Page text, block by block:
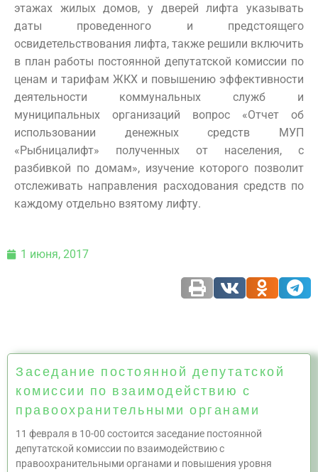
этажах жилых домов, у дверей лифта указывать
даты проведенного и предстоящего
освидетельствования лифта, также решили включить
в план работы постоянной депутатской комиссии по
ценам и тарифам ЖКХ и повышению эффективности
деятельности коммунальных служб и
муниципальных организаций вопрос «Отчет об
использовании денежных средств МУП
«Рыбницалифт» полученных от населения, с
разбивкой по домам», изучение которого позволит
отслеживать направления расходования средств по
каждому отдельно взятому лифту.
1 июня, 2017
Заседание постоянной депутатской
комиссии по взаимодействию с
правоохранительными органами
11 февраля в 10-00 состоится заседание постоянной
депутатской комиссии по взаимодействию с
правоохранительными органами и повышения уровня